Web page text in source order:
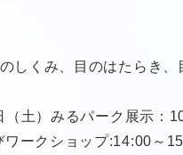
しくみ、目のはたらき
（土）みるパーク展示：
ワークショップ:14:00～